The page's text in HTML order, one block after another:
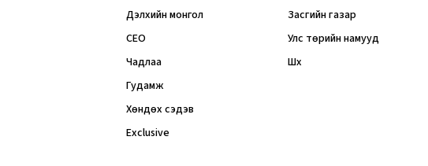
Дэлхийн монгол
CEO
Чадлаа
Гудамж
Хөндөх сэдэв
Exclusive
Засгийн газар
Улс төрийн намууд
Шүүх